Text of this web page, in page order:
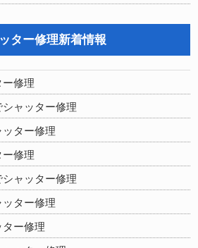
ター修理新着情報
修理
ャッター修理
ター修理
修理
ャッター修理
ター修理
ー修理